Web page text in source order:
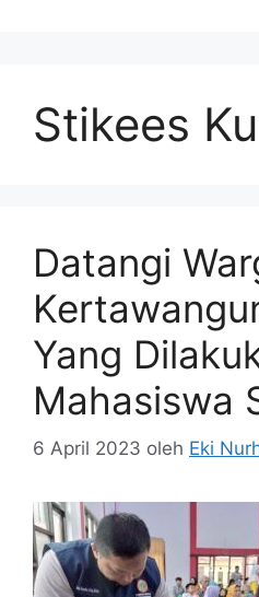
Stikees
Datangi
Yang
Mahasiswa
6 April 2023 oleh Eki